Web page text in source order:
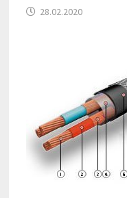
28.02.2020